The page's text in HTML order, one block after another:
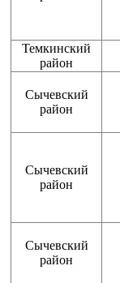
Темкинский
район
Сычевский
район
Сычевский
район
Сычевский
район